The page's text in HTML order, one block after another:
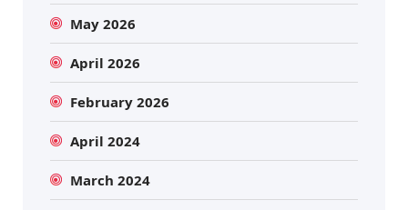
May 2026
April 2026
February 2026
April 2024
March 2024